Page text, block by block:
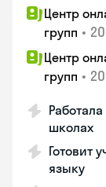
Центр
групп •
Центр
групп •
школах
Готовит
языку